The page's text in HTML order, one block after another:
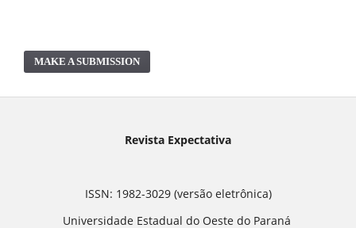
MAKE A SUBMISSION
Revista Expectativa
ISSN: 1982-3029 (versão eletrônica)
Universidade Estadual do Oeste do Paraná